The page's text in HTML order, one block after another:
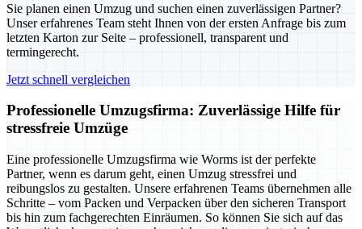
Sie planen einen Umzug und suchen einen zuverlässigen Partner?
Unser erfahrenes Team steht Ihnen von der ersten Anfrage bis zum
letzten Karton zur Seite – professionell, transparent und
termingerecht.
Jetzt schnell vergleichen
Professionelle Umzugsfirma: Zuverlässige Hilfe für
stressfreie Umzüge
Eine professionelle Umzugsfirma wie Worms ist der perfekte
Partner, wenn es darum geht, einen Umzug stressfrei und
reibungslos zu gestalten. Unsere erfahrenen Teams übernehmen alle
Schritte – vom Packen und Verpacken über den sicheren Transport
bis hin zum fachgerechten Einräumen. So können Sie sich auf das